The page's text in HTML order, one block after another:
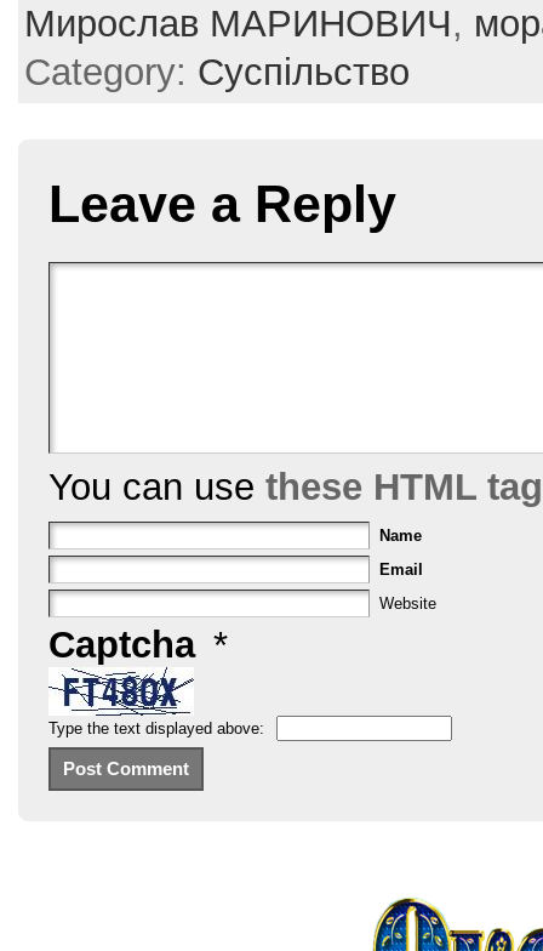
e
b
er e
st
l
e
Мирослав МАРИНОВИЧ,
Category: Суспільство
Leave a Reply
You can use these HTML
Name
Email
Website
Captcha *
Type the text displayed above: